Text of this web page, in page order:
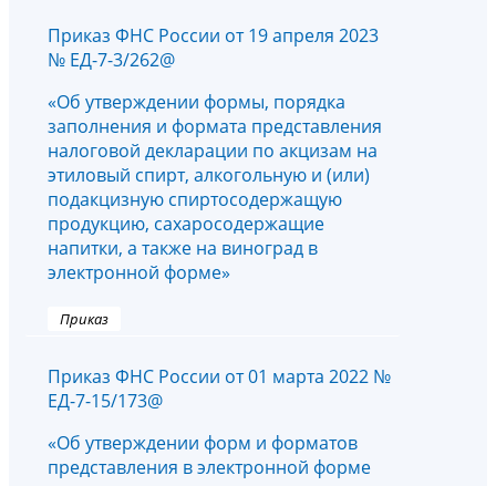
Приказ ФНС России от 19 апреля 2023
№ ЕД-7-3/262@
«Об утверждении формы, порядка
заполнения и формата представления
налоговой декларации по акцизам на
этиловый спирт, алкогольную и (или)
подакцизную спиртосодержащую
продукцию, сахаросодержащие
напитки, а также на виноград в
электронной форме»
Приказ
Приказ ФНС России от 01 марта 2022 №
ЕД-7-15/173@
«Об утверждении форм и форматов
представления в электронной форме